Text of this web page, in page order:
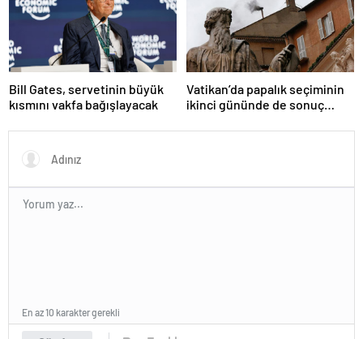
Bill Gates, servetinin büyük
kısmını vakfa bağışlayacak
Vatikan’da papalık seçiminin
ikinci gününde de sonuç
En az 10 karakter gerekli